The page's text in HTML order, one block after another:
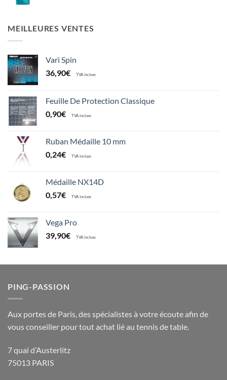
MEILLEURES VENTES
Vari Spin
36,90€ TVA incluse
Feuille De Protection Classique
0,90€ TVA incluse
Ruban Médaille 10 mm
0,24€ TVA incluse
Médaille NX14D
0,57€ TVA incluse
Vega Pro
39,90€ TVA incluse
PING-PASSION
Aux portes de Paris, des spécialistes à votre écoute afin de
vous conseiller pour tout achat lié au tennis de table.
7 quai d’Austerlitz
75013 PARIS